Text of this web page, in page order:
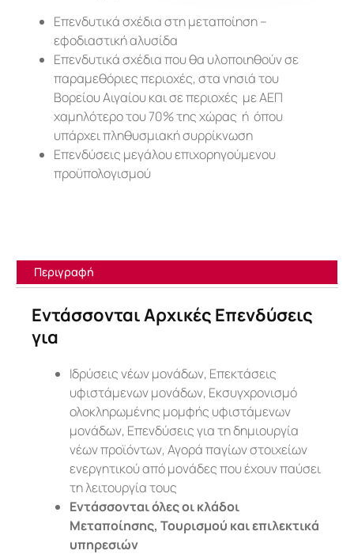
Επενδυτικά σχέδια στη μεταποίηση –
εφοδιαστική αλυσίδα
Επενδυτικά σχέδια που θα υλοποιηθούν σε
παραμεθόριες περιοχές, στα νησιά του
Βορείου Αιγαίου και σε περιοχές με ΑΕΠ
χαμηλότερο του 70% της χώρας ή όπου
υπάρχει πληθυσμιακή συρρίκνωση
Επενδύσεις μεγάλου επιχορηγούμενου
προϋπολογισμού
Περιγραφή
Εντάσσονται Αρχικές Επενδύσεις
για
Ιδρύσεις νέων μονάδων, Επεκτάσεις
υφιστάμενων μονάδων, Εκσυγχρονισμό
ολοκληρωμένης μομφής υφιστάμενων
μονάδων, Επενδύσεις για τη δημιουργία
νέων προϊόντων, Αγορά παγίων στοιχείων
ενεργητικού από μονάδες που έχουν παύσει
τη λειτουργία τους
Εντάσσονται όλες οι κλάδοι
Mεταποίησης, Τουρισμού και επιλεκτικά
υπηρεσιών